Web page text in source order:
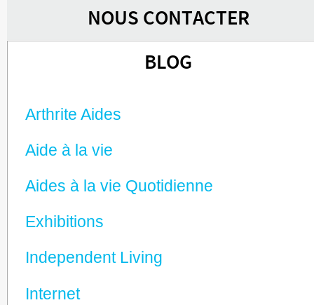
NOUS CONTACTER
BLOG
Arthrite Aides
Aide à la vie
Aides à la vie Quotidienne
Exhibitions
Independent Living
Internet